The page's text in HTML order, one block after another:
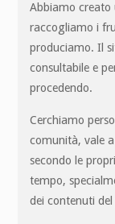
Abbiamo creato
raccogliamo i
produciamo. Il
consultabile e
procedendo.
Cerchiamo
comunità, vale
secondo le
tempo,
dei contenuti